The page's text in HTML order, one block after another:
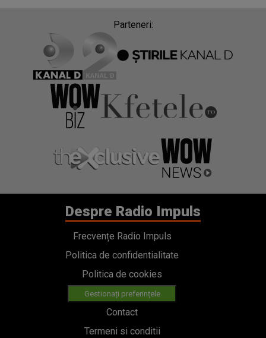
Parteneri:
Despre Radio Impuls
Frecvențe Radio Impuls
Politica de confidentialitate
Politica de cookies
Gestionați preferințele
Contact
Termeni si conditii